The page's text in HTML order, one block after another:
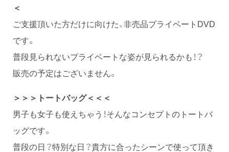
＜
ご支援頂いた方だけに向けた、非売品プライベートDVD
です。
普段見られないプライベートな姿が見られるかも！？
販売の予定はございません。
＞＞＞トートバッグ＜＜＜
男子も女子も使えちゃう！そんなコンセプトのトートバ
ッグです。
普段の日？特別な日？貴方に合ったシーンで使って頂き